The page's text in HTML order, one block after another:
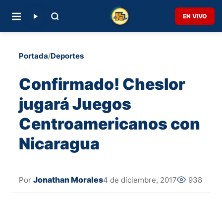
EN VIVO
Portada/Deportes
Confirmado! Cheslor
jugará Juegos
Centroamericanos con
Nicaragua
Por Jonathan Morales4 de diciembre, 2017 938